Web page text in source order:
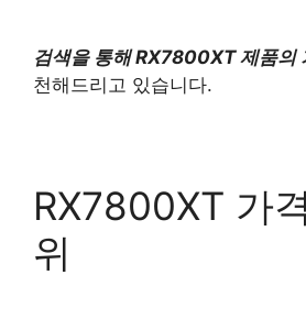
검색을 통해 RX7800XT 제품의
천해드리고 있습니다.
RX7800XT 가
위